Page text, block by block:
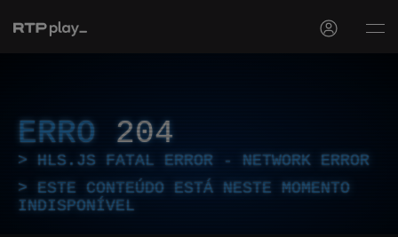
ERRO 204
HLS.JS FATAL ERROR - NETWORK ERROR
ESTE CONTEÚDO ESTÁ NESTE MOMENTO
INDISPONÍVEL